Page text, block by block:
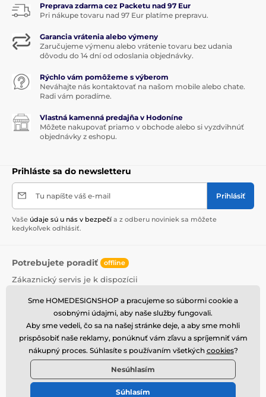
Preprava zdarma cez Packetu nad 97 Eur
Pri nákupe tovaru nad 97 Eur platíme prepravu.
Garancia vrátenia alebo výmeny
Zaručujeme výmenu alebo vrátenie tovaru bez udania
dôvodu do 14 dní od odoslania objednávky.
Rýchlo vám pomôžeme s výberom
Neváhajte nás kontaktovať na našom mobile alebo chate.
Radi vám poradíme.
Vlastná kamenná predajňa v Hodoníne
Môžete nakupovať priamo v obchode alebo si vyzdvihnúť
objednávky z eshopu.
Prihláste sa do newsletteru
Tu napíšte váš e-mail Prihlásiť
Vaše údaje sú u nás v bezpečí a z odberu noviniek sa môžete
kedykoľvek odhlásiť.
Potrebujete poradiť offline
Zákaznický servis je k dispozícii
+420 774 725 901
info@homedesignshop.cz
Kde nás nájdete
Slovenčina
Sme tiež na: Facebook Instagram
Sme HOMEDESIGNSHOP a pracujeme so súbormi cookie a
osobnými údajmi, aby naše služby fungovali.
Aby sme vedeli, čo sa na našej stránke deje, a aby sme mohli
prispôsobiť naše reklamy, ponúknuť vám zľavu a spríjemniť vám
nákupný proces. Súhlasíte s používaním všetkých cookies?
Nesúhlasím
Súhlasím